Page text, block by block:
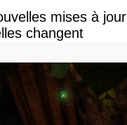
mises à jour
changent